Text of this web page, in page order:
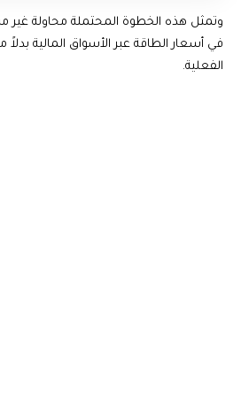
وتمثل هذه الخطوة المحتملة ‌محاولة غير
في أسعار الطاقة عبر الأسواق المالية بدلاً⁠
الفعلية.